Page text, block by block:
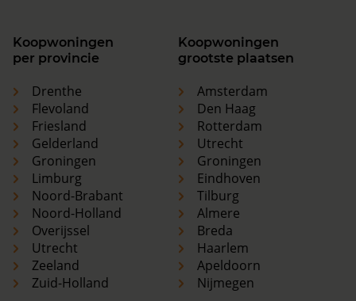
Koopwoningen
per provincie
Drenthe
Flevoland
Friesland
Gelderland
Groningen
Limburg
Noord-Brabant
Noord-Holland
Overijssel
Utrecht
Zeeland
Zuid-Holland
Koopwoningen
grootste plaatsen
Amsterdam
Den Haag
Rotterdam
Utrecht
Groningen
Eindhoven
Tilburg
Almere
Breda
Haarlem
Apeldoorn
Nijmegen